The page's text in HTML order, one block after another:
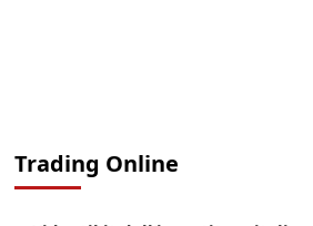
Trading Online